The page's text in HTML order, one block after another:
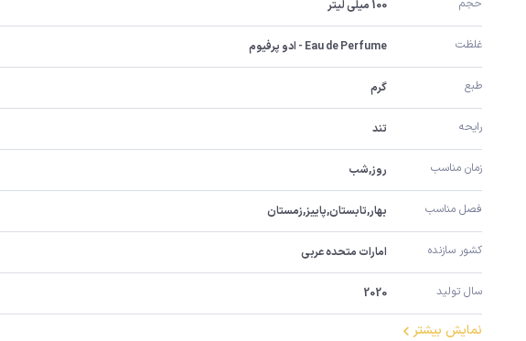
حجم 100 میلی لیتر
غلظت Eau de Perfume - ادو پرفیوم
طبع گرم
رایحه تند
زمان مناسب روز,شب
فصل مناسب بهار,تابستان,پاییز,زمستان
کشور سازنده امارات متحده عربی
سال تولید 2020
نمایش بیشتر